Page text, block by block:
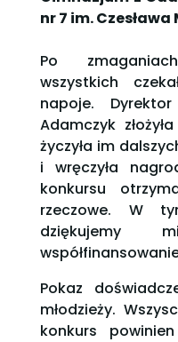
nr 7 im. Czesława
Po
wszystkich
napoje.
Adamczyk
życzyła im
i wręczyła
konkursu
rzeczowe. W
dziękujemy
Pokaz
młodzieży.
konkurs